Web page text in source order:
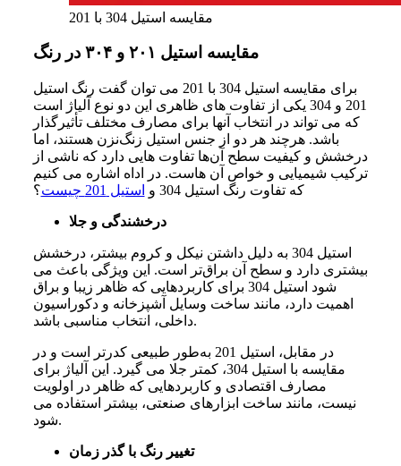
مقایسه استیل 304 با 201
مقایسه استیل ۲۰۱ و ۳۰۴ در رنگ
برای مقایسه استیل 304 با 201 می توان گفت رنگ استیل
201 و 304 یکی
از تفاوت‌ های ظاهری این دو نوع آلیاژ
است
که می‌ تواند در انتخاب آنها برای مصارف مختلف تأثیرگذار
باشد. هرچند هر دو از جنس استیل زنگ‌نزن هستند، اما
درخشش و کیفیت سطح آن‌ها تفاوت‌ هایی دارد که ناشی از
ترکیب شیمیایی و خواص آن‌ هاست.در اداه اشاره می کنیم
که تفاوت رنگ استیل 304 و
استیل 201 چیست ؟
درخشندگی و جلا
استیل 304 به دلیل داشتن نیکل و کروم بیشتر، درخشش
بیشتری دارد و سطح آن براقتر است. این ویژگی باعث می
شود استیل 304 برای کاربردهایی که ظاهر زیبا و براق
اهمیت دارد، مانند ساخت وسایل آشپزخانه و دکوراسیون
داخلی، انتخاب مناسبی باشد .
در مقابل، استیل بهطور طبیعی کدرتر است و در
مقایسه با استیل 304 ، کمتر جلا می ‌گیرد. این آلیاژ برای
مصارف اقتصادی و کاربردهایی که ظاهر در
اولویت
نیست، مانند ساخت ابزارهای صنعتی، بیشتر استفاده می
شود.
تغییر رنگ با گذر زمان